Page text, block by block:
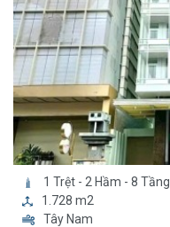
1 Trệt - 2 Hầm - 8 Tầng
1.728 m2
Tây Nam